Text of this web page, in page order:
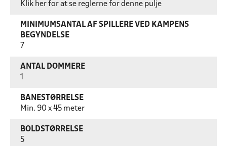
Klik her for at se reglerne for denne pulje
MINIMUMSANTAL AF SPILLERE VED KAMPENS
BEGYNDELSE
7
ANTAL DOMMERE
BANESTØRRELSE
Min. 90 x 45 meter
BOLDSTØRRELSE
5